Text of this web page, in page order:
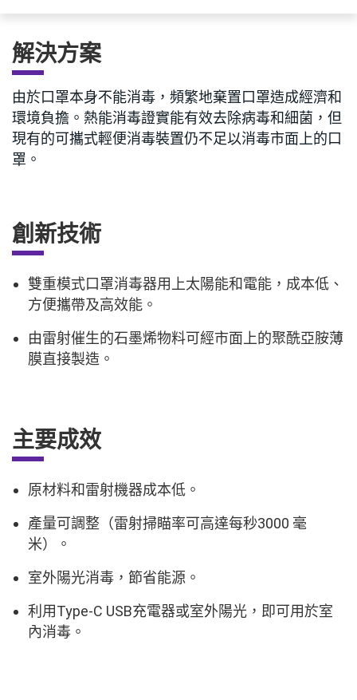
解決方案
由於口罩本身不能消毒，頻繁地棄置口罩造成經濟和
環境負擔。熱能消毒證實能有效去除病毒和細菌，但
現有的可攜式輕便消毒裝置仍不足以消毒市面上的口
罩。
創新技術
雙重模式口罩消毒器用上太陽能和電能，成本低、
方便攜帶及高效能。
由雷射催生的石墨烯物料可經市面上的聚酰亞胺薄
膜直接製造。
主要成效
原材料和雷射機器成本低。
產量可調整（雷射掃瞄率可高達每秒3000 毫
米）。
室外陽光消毒，節省能源。
利用Type-C USB充電器或室外陽光，即可用於室
內消毒。